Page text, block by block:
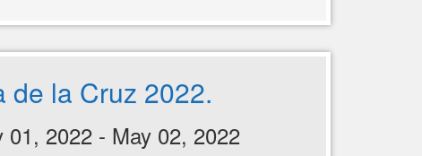
de la Cruz 2022.
01, 2022 - May 02, 2022